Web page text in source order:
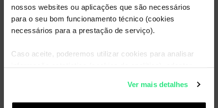
nossos websites ou aplicações que são necessários
para o seu bom funcionamento técnico (cookies
necessários para a prestação de serviço).
Caso aceite, poderemos utilizar cookies para analisar
funcionalidades (cookies de personalização e
funcionalidade) e adaptar anúncios aos seus interesses
Ver mais detalhes
Debitamos todos os meses no mesmo dia, o
mesmo valor no método de pagamento que
definires.